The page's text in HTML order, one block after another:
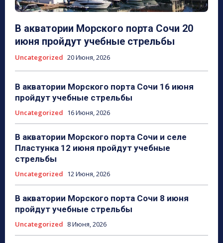
В акватории Морского порта Сочи 20
июня пройдут учебные стрельбы
Uncategorized 20 Июня, 2026
В акватории Морского порта Сочи 16 июня
пройдут учебные стрельбы
Uncategorized 16 Июня, 2026
В акватории Морского порта Сочи и селе
Пластунка 12 июня пройдут учебные
стрельбы
Uncategorized 12 Июня, 2026
В акватории Морского порта Сочи 8 июня
пройдут учебные стрельбы
Uncategorized 8 Июня, 2026